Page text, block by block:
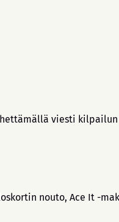
viesti
nouto, Ace It -